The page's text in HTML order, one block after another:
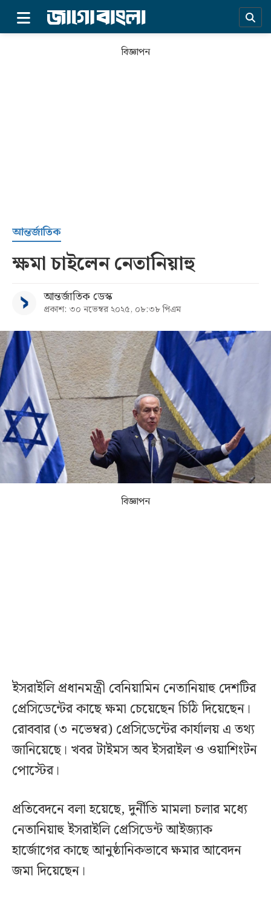
সর্বশেষ
সব
আর্কাইভ
কনভার্টার
বিজ্ঞাপন
আন্তর্জাতিক
ক্ষমা চাইলেন নেতানিয়াহু
আন্তর্জাতিক ডেস্ক
প্রকাশ: ৩০ নভেম্বর ২০২৫, ০৮:৩৮ পিএম
বিজ্ঞাপন
ইসরাইলি প্রধানমন্ত্রী বেনিয়ামিন নেতানিয়াহু দেশটির
প্রেসিডেন্টের কাছে ক্ষমা চেয়েছেন চিঠি দিয়েছেন।
রোববার (৩ নভেম্বর) প্রেসিডেন্টের কার্যালয় এ তথ্য
জানিয়েছে। খবর টাইমস অব ইসরাইল ও ওয়াশিংটন
পোস্টের।
প্রতিবেদনে বলা হয়েছে, দুর্নীতি মামলা চলার মধ্যে
নেতানিয়াহু ইসরাইলি প্রেসিডেন্ট আইজ্যাক
হার্জোগের কাছে আনুষ্ঠানিকভাবে ক্ষমার আবেদন
জমা দিয়েছেন।